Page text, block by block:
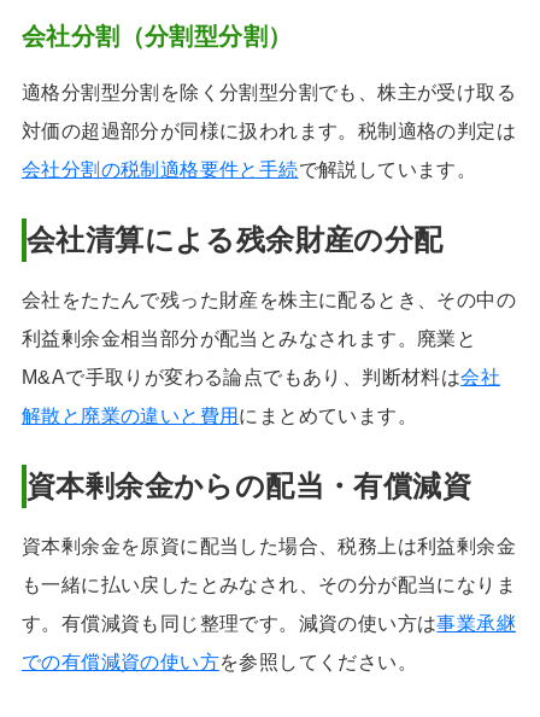
会社分割（分割型分割）
適格分割型分割を除く分割型分割でも、株主が受け取る
対価の超過部分が同様に扱われます。税制適格の判定は
会社分割の税制適格要件と手続で解説しています。
会社清算による残余財産の分配
会社をたたんで残った財産を株主に配るとき、その中の
利益剰余金相当部分が配当とみなされます。廃業と
M&Aで手取りが変わる論点でもあり、判断材料は会社
解散と廃業の違いと費用 にまとめています。
資本剰余金からの配当・有償減資
資本剰余金を原資に配当した場合、税務上は利益剰余金
も一緒に払い戻したとみなされ、その分が配当になりま
す。有償減資も同じ整理です。減資の使い方は事業承継
での有償減資の使い方を参照してください。